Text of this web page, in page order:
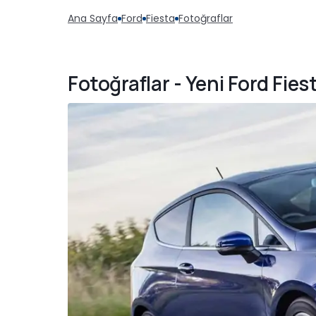
Ana Sayfa Ford Fiesta Fotoğraflar
Fotoğraflar - Yeni Ford